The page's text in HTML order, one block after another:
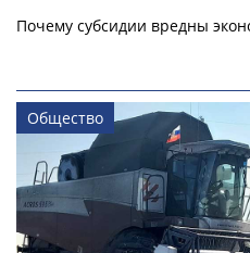
Почему субсидии вредны
Общество